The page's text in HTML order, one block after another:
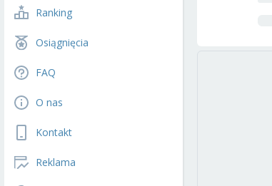
Ranking
Osiągnięcia
FAQ
O nas
Kontakt
Reklama